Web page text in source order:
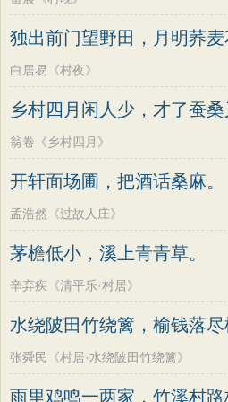
独出前门望野田，月明荞麦
白居易《村夜》
乡村四月闲人少，才了蚕桑
翁卷《乡村四月》
开轩面场圃，把酒话桑麻。
孟浩然《过故人庄》
茅檐低小，溪上青青草。
辛弃疾《清平乐·村居》
水绕陂田竹绕篱，榆钱落尽
张舜民《村居·水绕陂田竹绕篱》
雨里鸡鸣一两家，竹溪村路